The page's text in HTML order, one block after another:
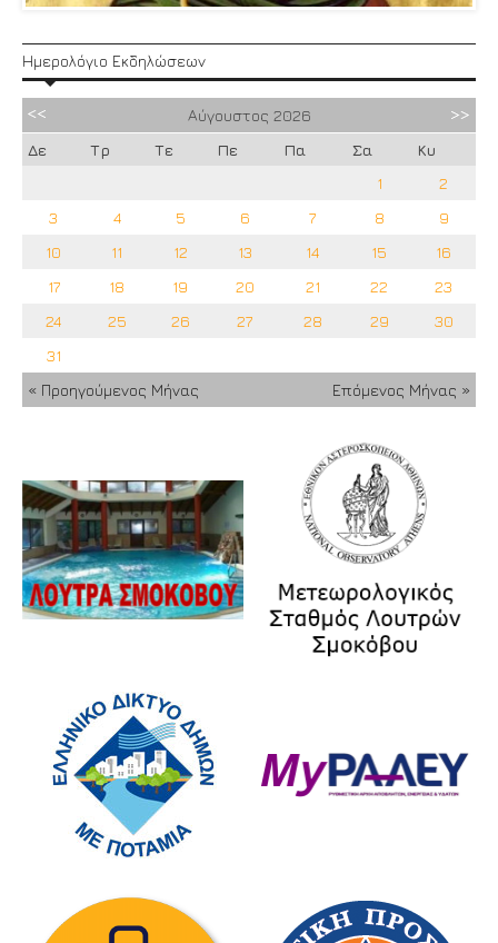
Ημερολόγιο Εκδηλώσεων
Αύγουστος 2026
Δε
Τρ Τε Πε Πα Σα
Κυ
1
2
3
4 5 6 7 8
9
10
11 12 13 14 15
16
17
18 19 20 21 22
23
24
25 26 27 28 29
30
31
« Προηγούμενος Μήνας
Επόμενος Μήνας »